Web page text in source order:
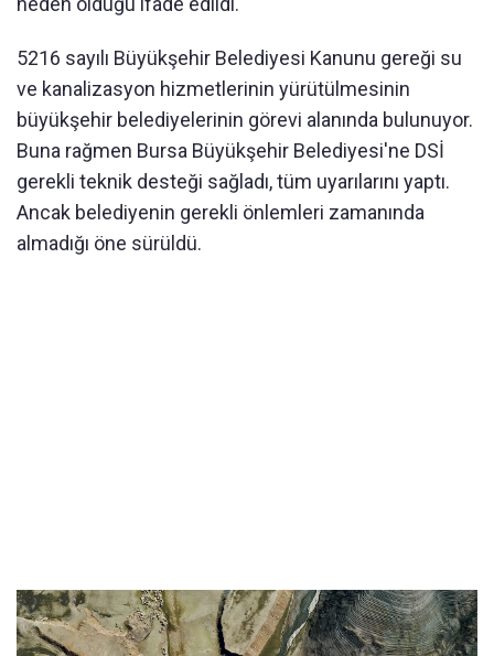
5216 sayılı Büyükşehir Belediyesi Kanunu gereği su
ve kanalizasyon hizmetlerinin yürütülmesinin
büyükşehir belediyelerinin görevi alanında bulunuyor.
Buna rağmen Bursa Büyükşehir Belediyesi'ne DSİ
gerekli teknik desteği sağladı, tüm uyarılarını yaptı.
Ancak belediyenin gerekli önlemleri zamanında
almadığı öne sürüldü.